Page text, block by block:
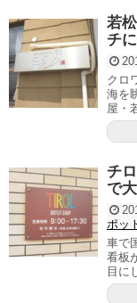
若
チ
クロ
海を
屋・
チ
で
ポッ
車で
看板
目に